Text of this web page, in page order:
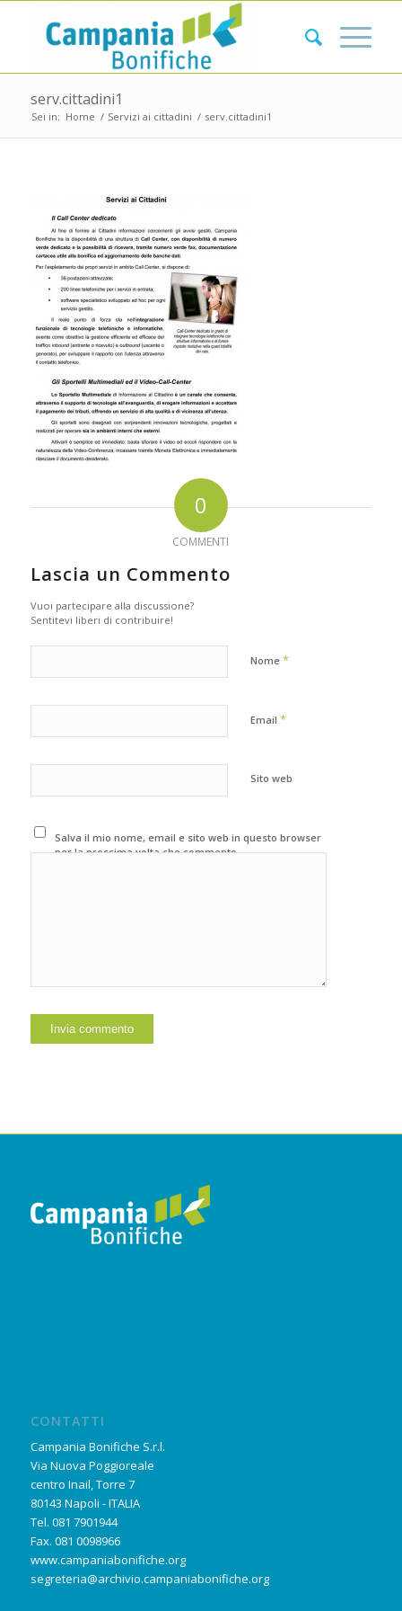
serv.cittadini1
Sei in: Home / Servizi ai cittadini / serv.cittadini1
0
COMMENTI
Lascia un Commento
Vuoi partecipare alla discussione?
Sentitevi liberi di contribuire!
Nome *
Email *
Sito web
Salva il mio nome, email e sito web in questo browser
per la prossima volta che commento.
CONTATTI
Campania Bonifiche S.r.l.
Via Nuova Poggioreale
centro Inail, Torre 7
80143 Napoli - ITALIA
Tel. 081 7901944
Fax. 081 0098966
www.campaniabonifiche.org
segreteria@archivio.campaniabonifiche.org